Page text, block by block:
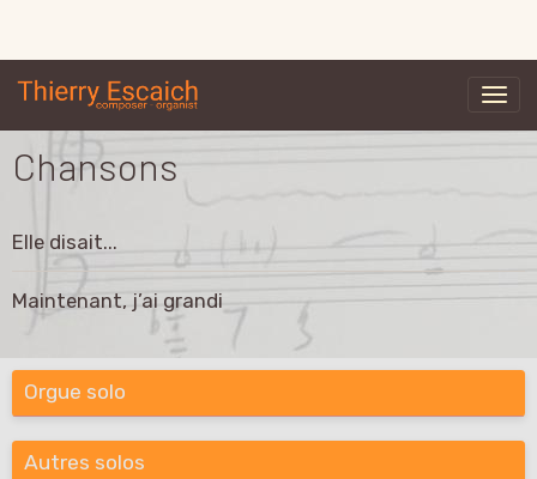
Chansons
Elle disait...
Maintenant, j’ai grandi
Orgue solo
Autres solos